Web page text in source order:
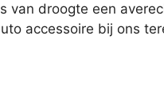
van droogte een
accessoire bij ons